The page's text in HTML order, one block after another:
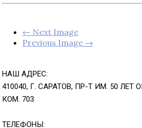
← Next Image
Previous Image →
НАШ АДРЕС:
410040, Г. САРАТОВ, ПР-Т ИМ. 50 ЛЕТ
КОМ. 703
ТЕЛЕФОНЫ: